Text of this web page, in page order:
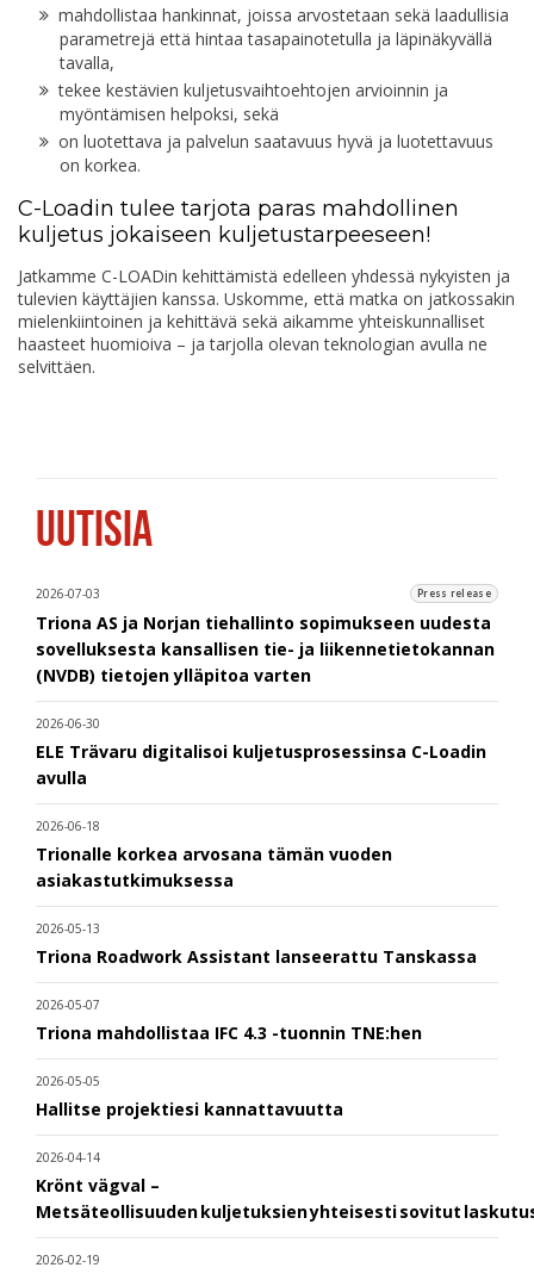
mahdollistaa hankinnat, joissa arvostetaan sekä laadullisia
parametrejä että hintaa tasapainotetulla ja läpinäkyvällä
tavalla,
tekee kestävien kuljetusvaihtoehtojen arvioinnin ja
myöntämisen helpoksi, sekä
on luotettava ja palvelun saatavuus hyvä ja luotettavuus
on korkea.
C-Loadin tulee tarjota paras mahdollinen
kuljetus jokaiseen kuljetustarpeeseen!
Jatkamme C-LOADin kehittämistä edelleen yhdessä nykyisten ja
tulevien käyttäjien kanssa. Uskomme, että matka on jatkossakin
mielenkiintoinen ja kehittävä sekä aikamme yhteiskunnalliset
haasteet huomioiva – ja tarjolla olevan teknologian avulla ne
selvittäen.
UUTISIA
2026-07-03 Press release
Triona AS ja Norjan tiehallinto sopimukseen uudesta
sovelluksesta kansallisen tie- ja liikennetietokannan
(NVDB) tietojen ylläpitoa varten
2026-06-30
ELE Trävaru digitalisoi kuljetusprosessinsa C-Loadin
avulla
2026-06-18
Trionalle korkea arvosana tämän vuoden
asiakastutkimuksessa
2026-05-13
Triona Roadwork Assistant lanseerattu Tanskassa
2026-05-07
Triona mahdollistaa IFC 4.3 -tuonnin TNE:hen
2026-05-05
Hallitse projektiesi kannattavuutta
2026-04-14
Krönt vägval –
Metsäteollisuuden kuljetuksien yhteisesti sovitut
2026-02-19